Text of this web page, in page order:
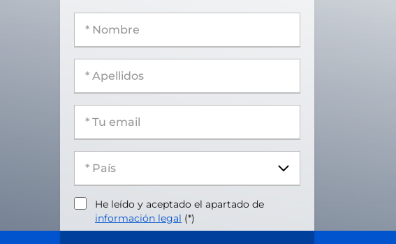
He leído y aceptado el apartado de
información legal (*)